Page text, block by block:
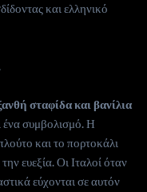
και ελληνικό
σταφίδα και βανίλια
ένα συμβολισμό. Η
και το πορτοκάλι
ευεξία. Οι Ιταλοί όταν
εύχονται σε αυτόν